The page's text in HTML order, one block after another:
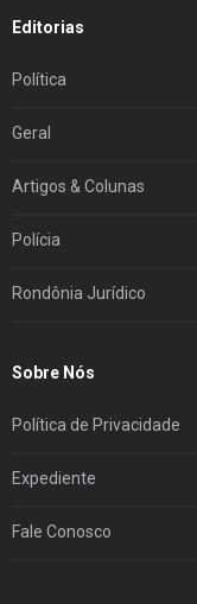
Editorias
Política
Geral
Artigos & Colunas
Polícia
Rondônia Jurídico
Sobre Nós
Política de Privacidade
Expediente
Fale Conosco